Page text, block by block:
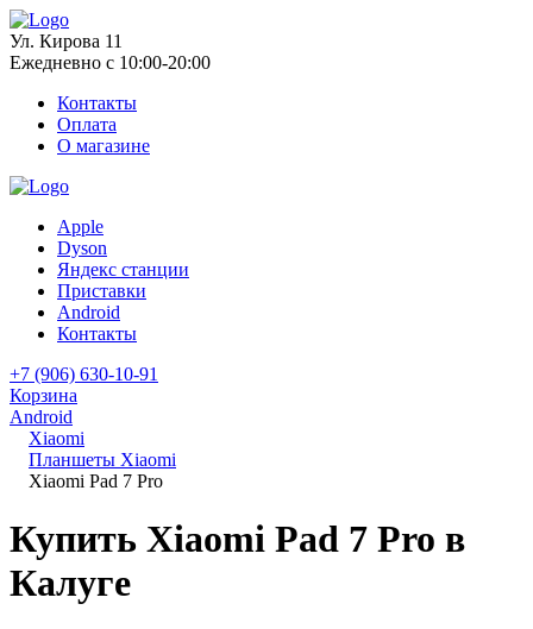
Ул. Кирова 11
Ежедневно с 10:00-20:00
Контакты
Оплата
О магазине
Apple
Dyson
Яндекс станции
Приставки
Android
Контакты
+7 (906) 630-10-91
Корзина
Android
Xiaomi
Планшеты Xiaomi
Xiaomi Pad 7 Pro
Купить Xiaomi Pad 7 Pro в
Калуге